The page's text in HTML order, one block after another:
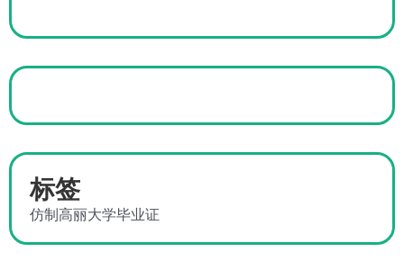
标签
仿制高丽大学毕业证